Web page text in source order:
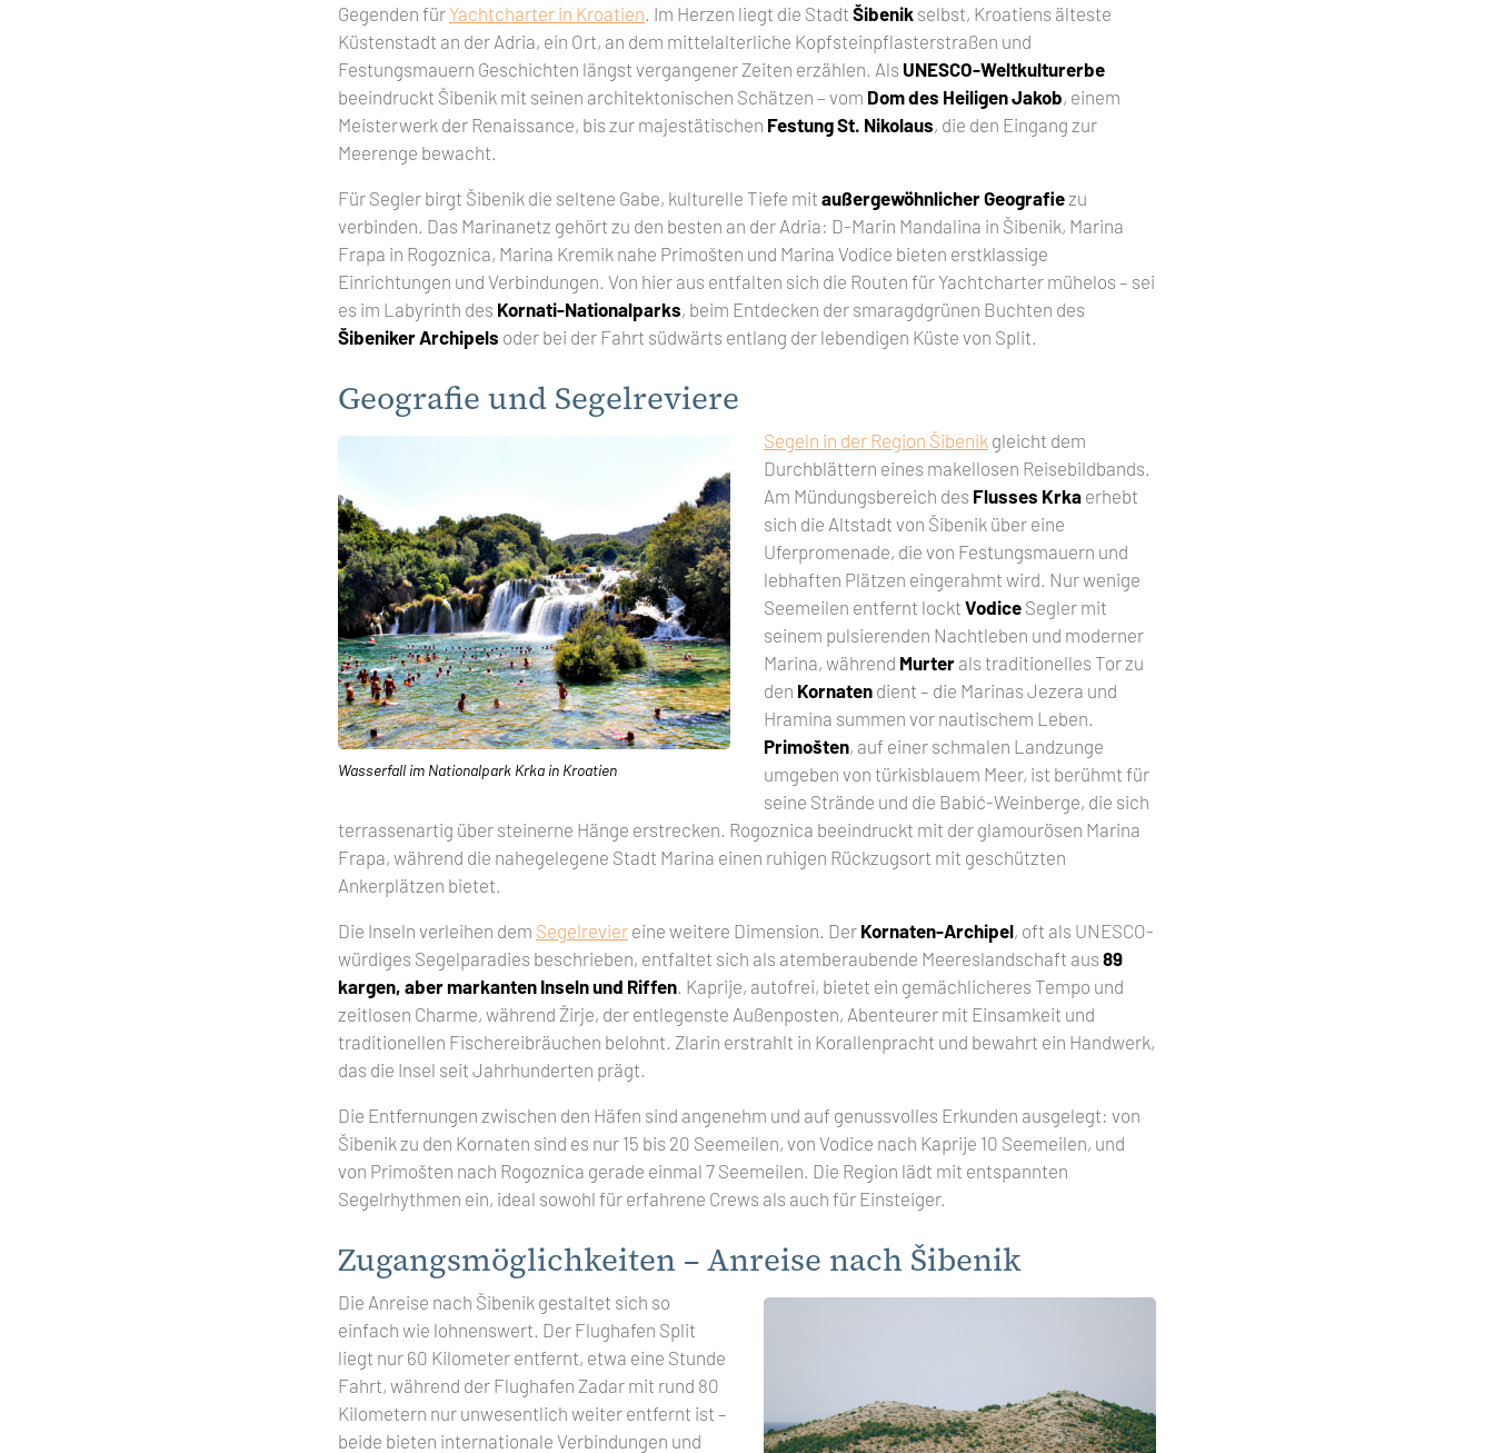
Gegenden fürYachtcharter in Kroatien . Im Herzen liegt die Stadt Šibenik selbst, Kroatiens älteste
Küstenstadt an der Adria, ein Ort, an dem mittelalterliche Kopfsteinpflasterstraßen und
Festungsmauern Geschichten längst vergangener Zeiten erzählen. Als UNESCO-Weltkulturerbe
beeindruckt Šibenik mit seinen architektonischen Schätzen – vom Dom des Heiligen Jakob, einem
Meisterwerk der Renaissance, bis zur majestätischen Festung St. Nikolaus, die den Eingang zur
Meerenge bewacht.
Für Segler birgt Šibenik die seltene Gabe, kulturelle Tiefe mit außergewöhnlicher Geografiezu
verbinden. Das Marinanetz gehört zu den besten an der Adria: D-Marin Mandalina in Šibenik, Marina
Frapa in Rogoznica, Marina Kremik nahe Primošten und Marina Vodice bieten erstklassige
Einrichtungen und Verbindungen. Von hier aus entfalten sich die Routen für Yachtcharter mühelos – sei
es im Labyrinth des Kornati-Nationalparks, beim Entdecken der smaragdgrünen Buchten des
Šibeniker Archipels oder bei der Fahrt südwärts entlang der lebendigen Küste von Split.
Geografie und Segelreviere
Wasserfall im Nationalpark Krka in Kroatien
Segeln in der Region Šibenik gleicht dem
Durchblättern eines makellosen Reisebildbands.
Am Mündungsbereich des Flusses Krka erhebt
sich die Altstadt von Šibenik über eine
Uferpromenade, die von Festungsmauern und
lebhaften Plätzen eingerahmt wird. Nur wenige
Seemeilen entfernt lockt Vodice Segler mit
seinem pulsierenden Nachtleben und moderner
Marina, während Murter als traditionelles Tor zu
den Kornaten dient – die Marinas Jezera und
Hramina summen vor nautischem Leben.
Primošten, auf einer schmalen Landzunge
umgeben von türkisblauem Meer, ist berühmt für
seine Strände und die Babić-Weinberge, die sich
terrassenartig über steinerne Hänge erstrecken. Rogoznica beeindruckt mit der glamourösen Marina
Frapa, während die nahegelegene Stadt Marina einen ruhigen Rückzugsort mit geschützten
Ankerplätzen bietet.
Die Inseln verleihen dem Segelrevier eine weitere Dimension. Der Kornaten-Archipel, oft als UNESCO-
würdiges Segelparadies beschrieben, entfaltet sich als atemberaubende Meereslandschaft aus 89
kargen, aber markanten Inseln und Riffen . Kaprije, autofrei, bietet ein gemächlicheres Tempo und
zeitlosen Charme, während Žirje, der entlegenste Außenposten, Abenteurer mit Einsamkeit und
traditionellen Fischereibräuchen belohnt. Zlarin erstrahlt in Korallenpracht und bewahrt ein Handwerk,
das die Insel seit Jahrhunderten prägt.
Die Entfernungen zwischen den Häfen sind angenehm und auf genussvolles Erkunden ausgelegt: von
Šibenik zu den Kornaten sind es nur 15 bis 20 Seemeilen, von Vodice nach Kaprije 10 Seemeilen, und
von Primošten nach Rogoznica gerade einmal 7 Seemeilen. Die Region lädt mit entspannten
Segelrhythmen ein, ideal sowohl für erfahrene Crews als auch für Einsteiger.
Zugangsmöglichkeiten – Anreise nach Šibenik
Die Anreise nach Šibenik gestaltet sich so
einfach wie lohnenswert. Der Flughafen Split
liegt nur 60 Kilometer entfernt, etwa eine Stunde
Fahrt, während der Flughafen Zadar mit rund 80
Kilometern nur unwesentlich weiter entfernt ist –
beide bieten internationale Verbindungen und